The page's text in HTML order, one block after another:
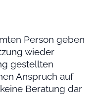
Person geben
wieder
gestellten
Anspruch auf
Beratung dar